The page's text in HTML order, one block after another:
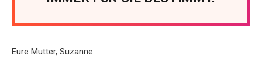
Eure Mutter, Suzanne